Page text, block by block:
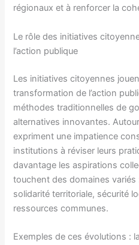
régionaux et à renforcer la
Le rôle des initiatives
l’action publique
Les initiatives citoyennes
transformation de l’action
méthodes traditionnelles de
alternatives innovantes.
expriment une impatience
institutions à réviser leurs
davantage les aspirations
touchent des domaines
solidarité territoriale, sécurité
ressources communes.
Exemples de ces évolutions :